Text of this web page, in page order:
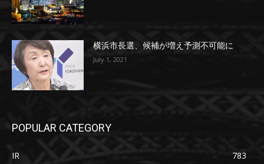
横浜市長選、候補が増え予測不可能に
July 1, 2021
POPULAR CATEGORY
IR
783